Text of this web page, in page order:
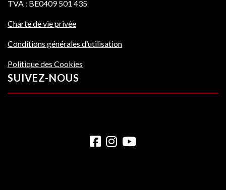
TVA : BE0409 501 435
Charte de vie privée
Conditions générales d’utilisation
Politique des Cookies
SUIVEZ-NOUS